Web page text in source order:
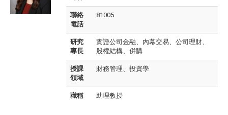
聯絡
電話
81005
研究
專長
實證公司金融、內幕交易、公司理財、
股權結構、併購
授課
領域
財務管理、投資學
職稱 助理教授